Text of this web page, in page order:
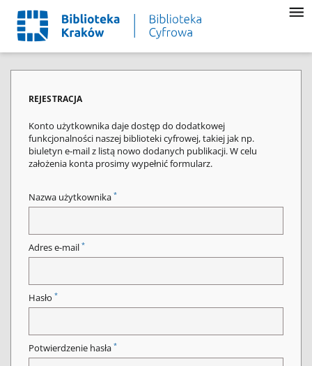
REJESTRACJA
Konto użytkownika daje dostęp do dodatkowej
funkcjonalności naszej biblioteki cyfrowej, takiej jak np.
biuletyn e-mail z listą nowo dodanych publikacji. W celu
założenia konta prosimy wypełnić formularz.
Nazwa użytkownika *
Adres e-mail *
Hasło *
Potwierdzenie hasła *